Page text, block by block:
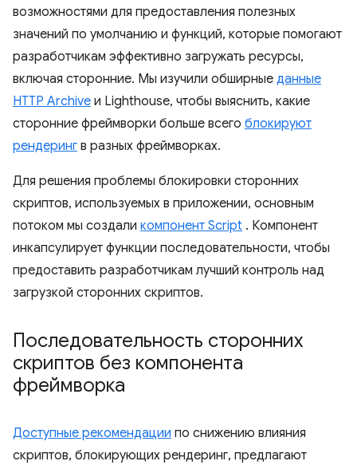
возможностями для предоставления полезных
значений по умолчанию и функций, которые помогают
разработчикам эффективно загружать ресурсы,
включая сторонние. Мы изучили обширные данные
HTTP Archive и Lighthouse, чтобы выяснить, какие
сторонние фреймворки больше всего блокируют
рендеринг в разных фреймворках.
Для решения проблемы блокировки сторонних
скриптов, используемых в приложении, основным
потоком мы создали компонент Script . Компонент
инкапсулирует функции последовательности, чтобы
предоставить разработчикам лучший контроль над
загрузкой сторонних скриптов.
Последовательность сторонних
скриптов без компонента
фреймворка
Доступные рекомендации по снижению влияния
скриптов, блокирующих рендеринг, предлагают